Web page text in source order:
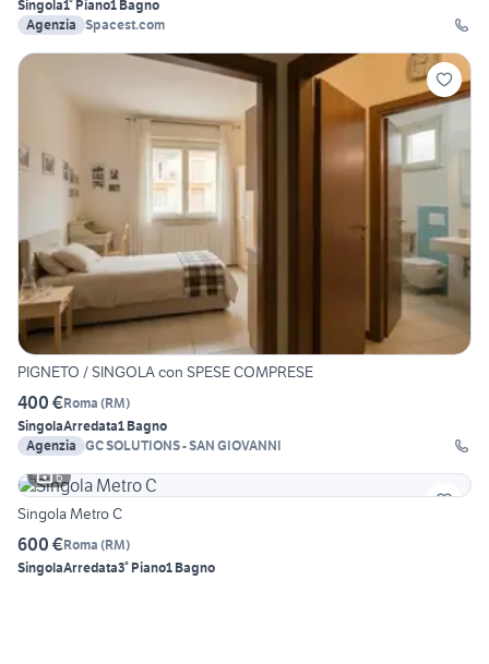
Singola1° Piano1 Bagno
Agenzia Spacest.com
PIGNETO / SINGOLA con SPESE COMPRESE
400 €Roma (RM)
SingolaArredata1 Bagno
Agenzia GC SOLUTIONS - SAN GIOVANNI
6
Singola Metro C
600 €Roma (RM)
SingolaArredata3° Piano1 Bagno